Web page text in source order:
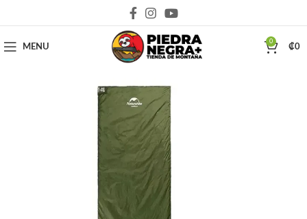
MENU
0
₡0
Deja que la montaña sea parte de tu vida